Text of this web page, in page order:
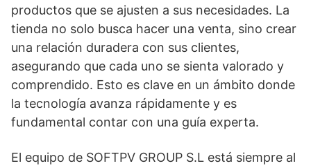
productos que se ajusten a sus necesidades. La
tienda no solo busca hacer una venta, sino crear
una relación duradera con sus clientes,
asegurando que cada uno se sienta valorado y
comprendido. Esto es clave en un ámbito donde
la tecnología avanza rápidamente y es
fundamental contar con una guía experta.
El equipo de SOFTPV GROUP S.L está siempre al